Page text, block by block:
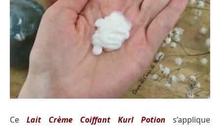
Ce Lait Crème Coiffant Kurl Potion s’applique